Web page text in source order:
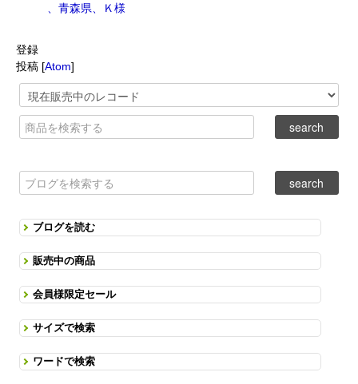
、青森県、Ｋ様
登録
投稿 [Atom]
ブログを読む
販売中の商品
会員様限定セール
サイズで検索
ワードで検索